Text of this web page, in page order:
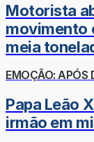
Motorista
movimento
meia
EMOÇÃO: APÓS
Papa Leão
irmão em